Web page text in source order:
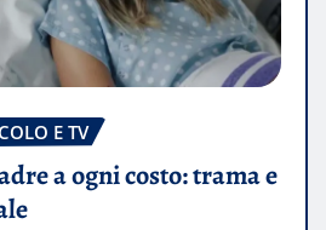
E TV
a ogni costo: trama e